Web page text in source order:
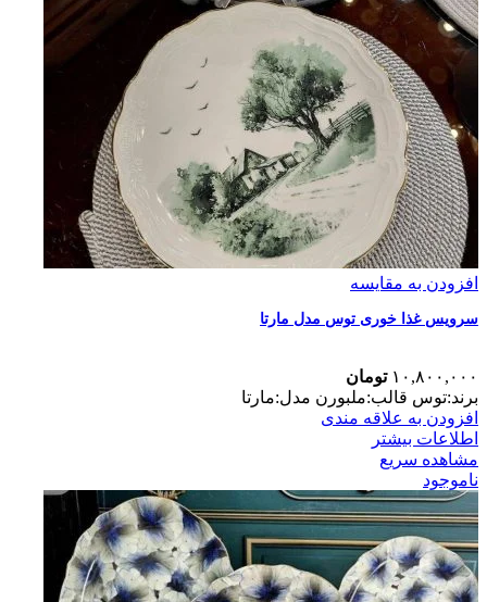
افزودن به مقایسه
سرویس غذا خوری توس مدل مارتا
۱۰,۸۰۰,۰۰۰ تومان
برند:توس قالب:ملبورن مدل:مارتا
افزودن به علاقه مندی
اطلاعات بیشتر
مشاهده سریع
ناموجود